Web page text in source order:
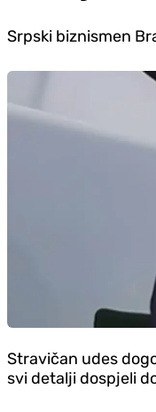
Srpski biznismen
Stravičan udes
svi detalji dospjeli